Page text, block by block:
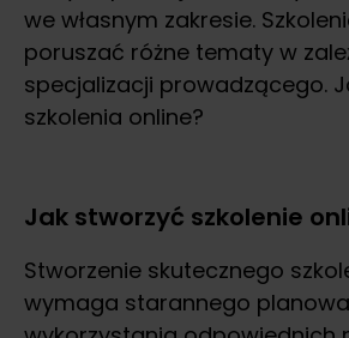
we własnym zakresie.
poruszać różne tematy w
specjalizacji prowadzącego.
szkolenia online?
Jak stworzyć szkolenie
Stworzenie skutecznego
wymaga starannego